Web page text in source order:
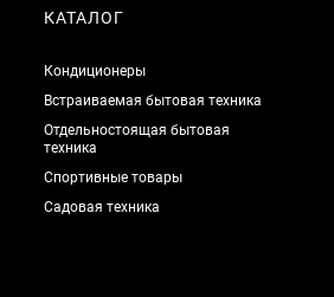
КАТАЛОГ
Кондиционеры
Встраиваемая бытовая техника
Отдельностоящая бытовая
техника
Спортивные товары
Садовая техника